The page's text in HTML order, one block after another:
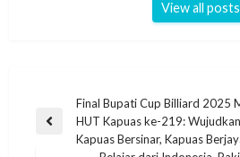
View all posts
Final Bupati Cup Billiard 2025
HUT Kapuas ke-219:
Kapuas Bersinar, Kapuas